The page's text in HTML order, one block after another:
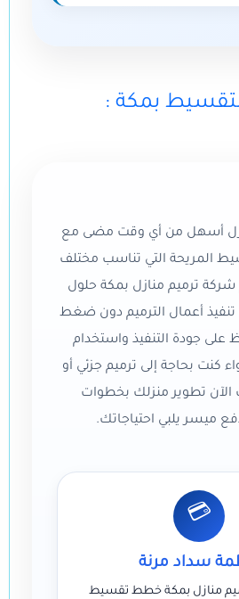
بمكة
أسهل من أي وقت مضى مع
المريحة التي تناسب مختلف
شركة ترميم منازل بمكة حلول
تنفيذ أعمال الترميم دون ضغط
على جودة التنفيذ واستخدام
كنت بحاجة إلى ترميم جزئي أو
تطوير منزلك بخطوات
ميسر يلبي احتياجاتك.
💳
سداد مرنة
منازل بمكة خطط تقسيط